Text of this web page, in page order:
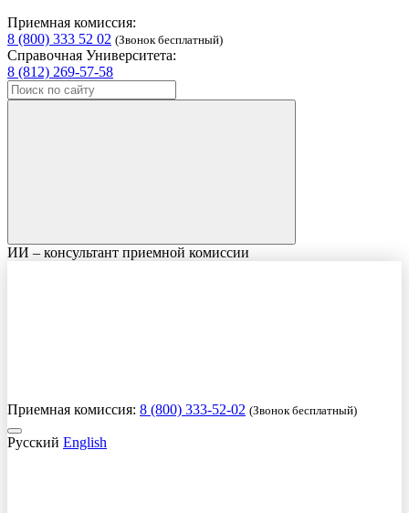
Приемная комиссия:
8 (800) 333 52 02 (Звонок бесплатный)
Справочная Университета:
8 (812) 269-57-58
ИИ – консультант приемной комиссии
Приемная комиссия: 8 (800) 333-52-02 (Звонок бесплатный)
Русский English